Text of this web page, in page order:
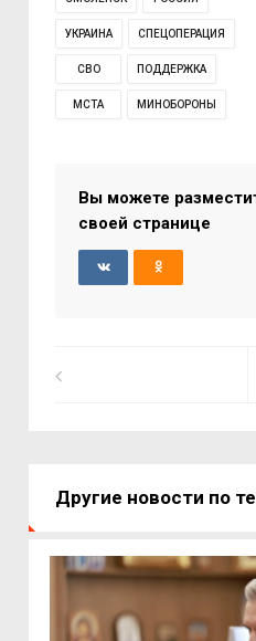
УКРАИНА СПЕЦОПЕРАЦИЯ
СВО ПОДДЕРЖКА
МСТА МИНОБОРОНЫ
Вы можете
своей странице
Другие новости по